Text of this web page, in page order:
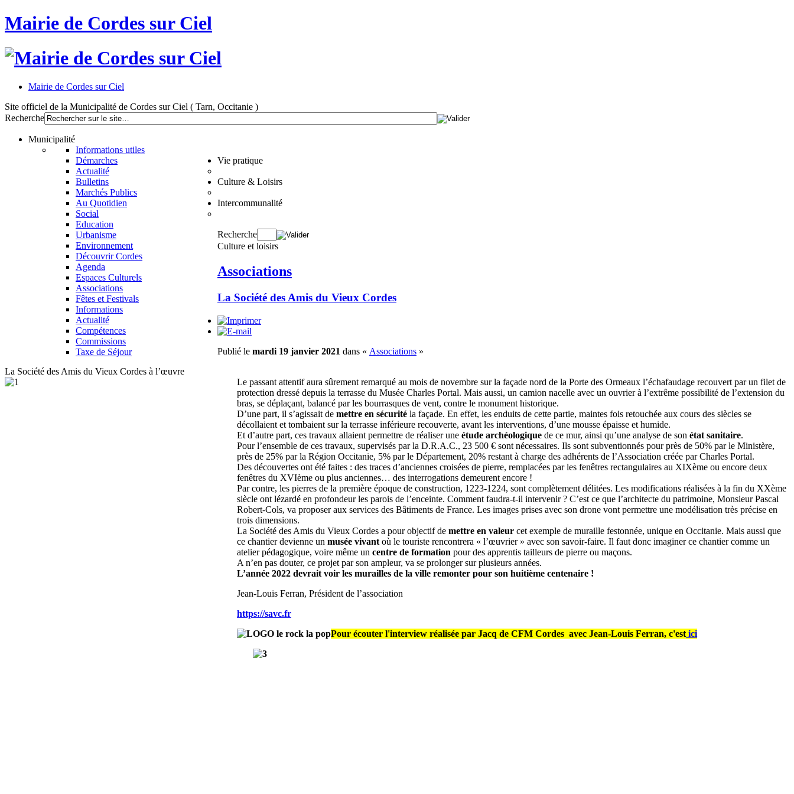
Mairie de Cordes sur Ciel
Mairie de Cordes sur Ciel
Site officiel de la Municipalité de Cordes sur Ciel ( Tarn, Occitanie )
Recherche
Municipalité
Informations utiles
Démarches
Actualité
Bulletins
Marchés Publics
Vie pratique
Au Quotidien
Social
Education
Urbanisme
Environnement
Culture & Loisirs
Découvrir Cordes
Agenda
Espaces Culturels
Associations
Fêtes et Festivals
Intercommunalité
Informations
Actualité
Compétences
Commissions
Taxe de Séjour
Recherche
Culture et loisirs
Associations
La Société des Amis du Vieux Cordes
Publié le mardi 19 janvier 2021 dans « Associations »
La Société des Amis du Vieux Cordes à l’œuvre
Le passant attentif aura sûrement remarqué au mois de novembre sur la façade nord de la Porte des Ormeaux l’échafaudage recouvert par un filet de
protection dressé depuis la terrasse du Musée Charles Portal. Mais aussi, un camion nacelle avec un ouvrier à l’extrême possibilité de l’extension du
bras, se déplaçant, balancé par les bourrasques de vent, contre le monument historique.
D’une part, il s’agissait de mettre en sécurité la façade. En effet, les enduits de cette partie, maintes fois retouchée aux cours des siècles se
décollaient et tombaient sur la terrasse inférieure recouverte, avant les interventions, d’une mousse épaisse et humide.
Et d’autre part, ces travaux allaient permettre de réaliser une étude archéologique de ce mur, ainsi qu’une analyse de son état sanitaire.
Pour l’ensemble de ces travaux, supervisés par la D.R.A.C., 23 500 € sont nécessaires. Ils sont subventionnés pour près de 50% par le Ministère,
près de 25% par la Région Occitanie, 5% par le Département, 20% restant à charge des adhérents de l’Association créée par Charles Portal.
Des découvertes ont été faites : des traces d’anciennes croisées de pierre, remplacées par les fenêtres rectangulaires au XIXème ou encore deux
fenêtres du XVIème ou plus anciennes… des interrogations demeurent encore !
Par contre, les pierres de la première époque de construction, 1223-1224, sont complètement délitées. Les modifications réalisées à la fin du XXème
siècle ont lézardé en profondeur les parois de l’enceinte. Comment faudra-t-il intervenir ? C’est ce que l’architecte du patrimoine, Monsieur Pascal
Robert-Cols, va proposer aux services des Bâtiments de France. Les images prises avec son drone vont permettre une modélisation très précise en
trois dimensions.
La Société des Amis du Vieux Cordes a pour objectif de mettre en valeur cet exemple de muraille festonnée, unique en Occitanie. Mais aussi que
ce chantier devienne un musée vivant où le touriste rencontrera « l’œuvrier » avec son savoir-faire. Il faut donc imaginer ce chantier comme un
atelier pédagogique, voire même un centre de formation pour des apprentis tailleurs de pierre ou maçons.
A n’en pas douter, ce projet par son ampleur, va se prolonger sur plusieurs années.
L’année 2022 devrait voir les murailles de la ville remonter pour son huitième centenaire !
Jean-Louis Ferran, Président de l’association
https://savc.fr
Pour écouter l'interview réalisée par Jacq de CFM Cordes avec Jean-Louis Ferran, c'est ici